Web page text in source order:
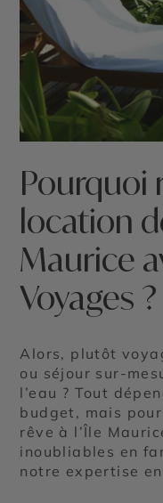
Pourquoi
location
Maurice
Voyages ?
Alors, plutôt
ou séjour sur-
l’eau ? Tout
budget, mais
rêve à l’Île
inoubliables en
notre expertise